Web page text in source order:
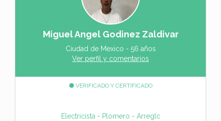
Miguel Angel Godinez Zaldivar
Ciudad de Mexico - 56 años
Ver perfil y comentarios
VERIFICADO Y CERTIFICADO
Electricista - Plomero - Arreglos generales